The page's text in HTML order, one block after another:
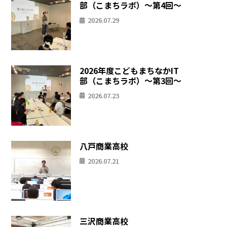
部（こまちラボ）〜第4回〜
2026.07.29
2026年度こどもまちなかIT
部（こまちラボ）〜第3回〜
2026.07.23
八戸商業高校
2026.07.21
三沢商業高校